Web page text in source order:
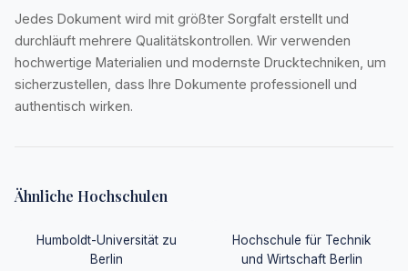
Jedes Dokument wird mit größter Sorgfalt erstellt und
durchläuft mehrere Qualitätskontrollen. Wir verwenden
hochwertige Materialien und modernste Drucktechniken, um
sicherzustellen, dass Ihre Dokumente professionell und
authentisch wirken.
Ähnliche Hochschulen
Humboldt-Universität zu
Berlin
Hochschule für Technik
und Wirtschaft Berlin